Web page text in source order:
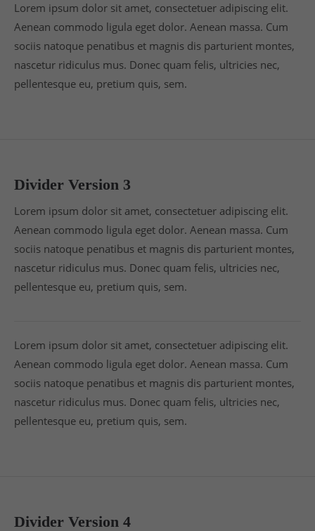
Lorem ipsum dolor sit amet, consectetuer adipiscing elit.
Aenean commodo ligula eget dolor. Aenean massa. Cum
sociis natoque penatibus et magnis dis parturient montes,
nascetur ridiculus mus. Donec quam felis, ultricies nec,
pellentesque eu, pretium quis, sem.
Divider Version 3
Lorem ipsum dolor sit amet, consectetuer adipiscing elit.
Aenean commodo ligula eget dolor. Aenean massa. Cum
sociis natoque penatibus et magnis dis parturient montes,
nascetur ridiculus mus. Donec quam felis, ultricies nec,
pellentesque eu, pretium quis, sem.
Lorem ipsum dolor sit amet, consectetuer adipiscing elit.
Aenean commodo ligula eget dolor. Aenean massa. Cum
sociis natoque penatibus et magnis dis parturient montes,
nascetur ridiculus mus. Donec quam felis, ultricies nec,
pellentesque eu, pretium quis, sem.
Divider Version 4